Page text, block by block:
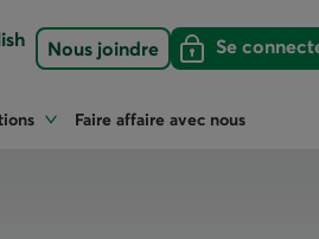
Nous joindre
Se
Se
Faire affaire avec nous
Fermer